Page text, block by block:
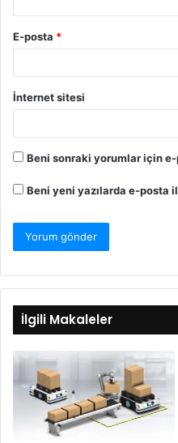
E-posta *
İnternet sitesi
Beni sonraki yorumlar için
Beni yeni yazılarda e-posta
İlgili Makaleler